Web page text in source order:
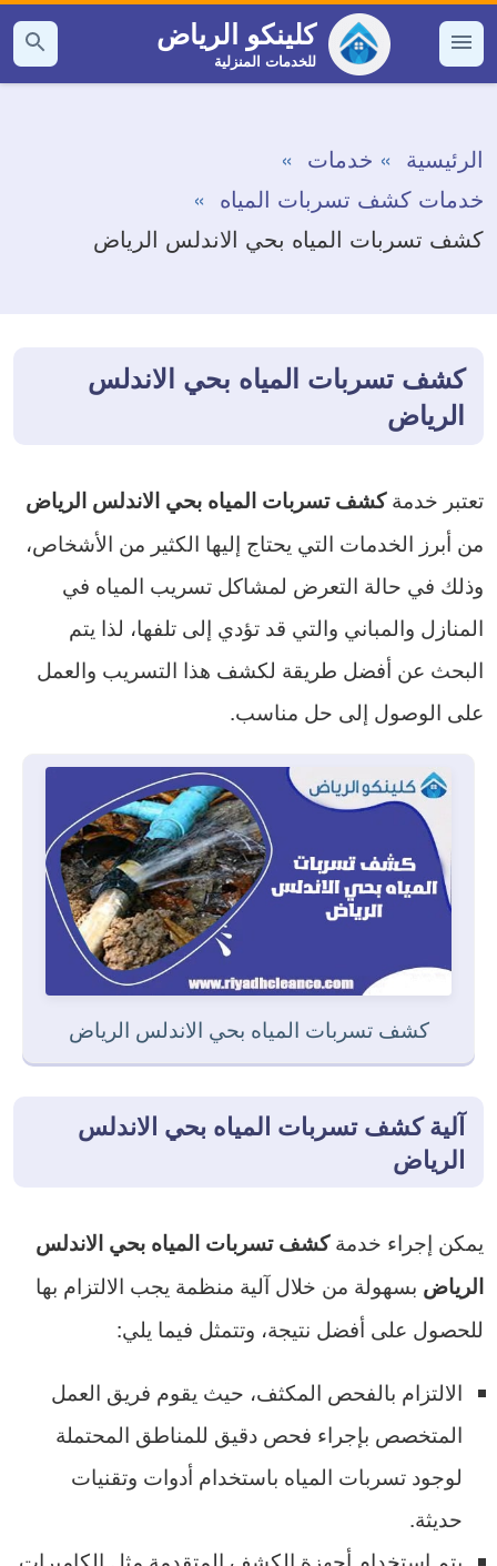
التجاوز
إلى القائمة
كلينكو الرياض
للخدمات المنزلية
بحث
عن
الرئيسية
خدمات
خدمات كشف تسربات المياه
كشف تسربات المياه بحي الاندلس الرياض
كشف تسربات المياه بحي الاندلس
الرياض
تعتبر خدمةكشف تسربات المياه بحي الاندلس الرياض
من أبرز الخدمات التي يحتاج إليها الكثير من الأشخاص،
وذلك في حالة التعرض لمشاكل تسريب المياه في
المنازل والمباني والتي قد تؤدي إلى تلفها، لذا يتم
البحث عن أفضل طريقة لكشف هذا التسريب والعمل
على الوصول إلى حل مناسب.
كشف تسربات المياه بحي الاندلس الرياض
آلية كشف تسربات المياه بحي الاندلس
الرياض
يمكن إجراء خدمةكشف تسربات المياه بحي الاندلس
الرياض بسهولة من خلال آلية منظمة يجب الالتزام بها
للحصول على أفضل نتيجة، وتتمثل فيما يلي:
الالتزام بالفحص المكثف، حيث يقوم فريق العمل
المتخصص بإجراء فحص دقيق للمناطق المحتملة
لوجود تسربات المياه باستخدام أدوات وتقنيات
حديثة.
يتم استخدام أجهزة الكشف المتقدمة مثل الكاميرات